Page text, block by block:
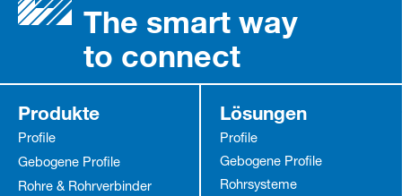
The smart way
to connect
Produkte
Profile
Gebogene Profile
Rohre & Rohrverbinder
Lösungen
Profile
Gebogene Profile
Rohrsysteme
Partner Login
Anmelden